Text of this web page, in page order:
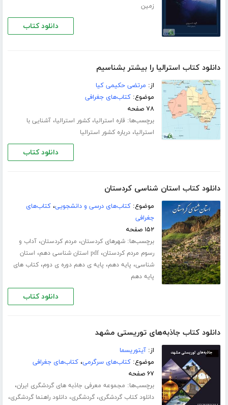
زمین
دانلود کتاب
دانلود کتاب استرالیا را بیشتر بشناسیم
از: مرتضی حکیمی کیا
موضوع:کتاب‌های جغرافی
۷۸ صفحه
برچسب‌ها: قاره استرالیا،کشور استرالیا،آشنایی با
استرالیا،درباره کشور استرالیا
دانلود کتاب
دانلود کتاب استان شناسی کردستان
موضوع:کتاب‌های درسی و دانشجویی،کتاب‌های
جغرافی
۱۵۲ صفحه
برچسب‌ها:شهرهای کردستان، مردم کردستان،آداب و
رسوم مردم کردستان،pdf استان شناسی دهم ، استان
شناسی، پایه دهم، پایه ی دهم دوره ی دوم،کتاب های
پایه دهم
دانلود کتاب
دانلود کتاب جاذبه‌های توریستی مشهد
از:آیتوریسما
موضوع:کتاب‌های سرگرمی،کتاب‌های جغرافی
۶۷ صفحه
برچسب‌ها: مجموعه معرفی جاذبه های گردشگری ایران،
دانلود کتاب گردشگری،گردشگری،دانلود راهنما گردشگری،